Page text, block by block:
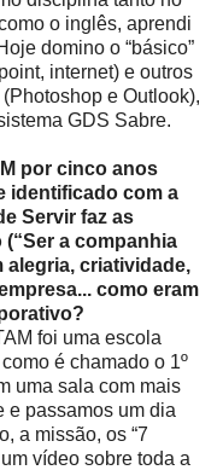
o inglês, aprendi
domino o “básico”
internet) e outros
e Outlook),
GDS Sabre.
por cinco anos
identificado com a
Servir faz as
(“Ser a companhia
alegria, criatividade,
como eram
foi uma escola
é chamado o 1º
uma sala com mais
e passamos um dia
a missão, os “7
vídeo sobre toda a